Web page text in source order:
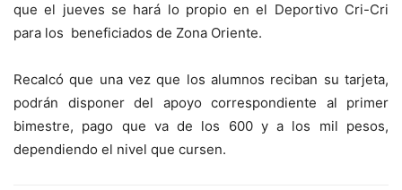
que el jueves se hará lo propio en el Deportivo Cri-Cri
para los beneficiados de Zona Oriente.
Recalcó que una vez que los alumnos reciban su tarjeta,
podrán disponer del apoyo correspondiente al primer
bimestre, pago que va de los 600 y a los mil pesos,
dependiendo el nivel que cursen.